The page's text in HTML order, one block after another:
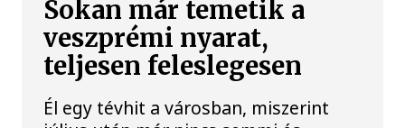
Sokan már temetik a
veszprémi nyarat,
teljesen feleslegesen
Él egy tévhit a városban, miszerint